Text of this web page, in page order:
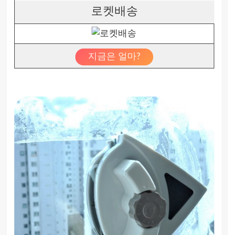
로켓배송
지금은 얼마?